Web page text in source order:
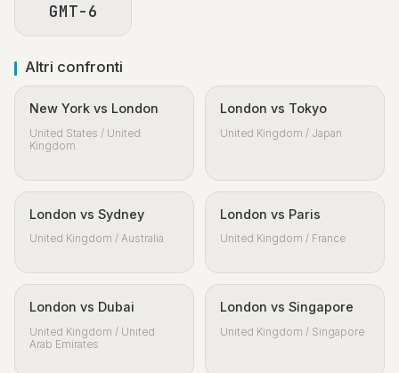
GMT-6
Altri confronti
New York vs London
United States / United
Kingdom
London vs Tokyo
United Kingdom / Japan
London vs Sydney
United Kingdom / Australia
London vs Paris
United Kingdom / France
London vs Dubai
United Kingdom / United
Arab Emirates
London vs Singapore
United Kingdom / Singapore